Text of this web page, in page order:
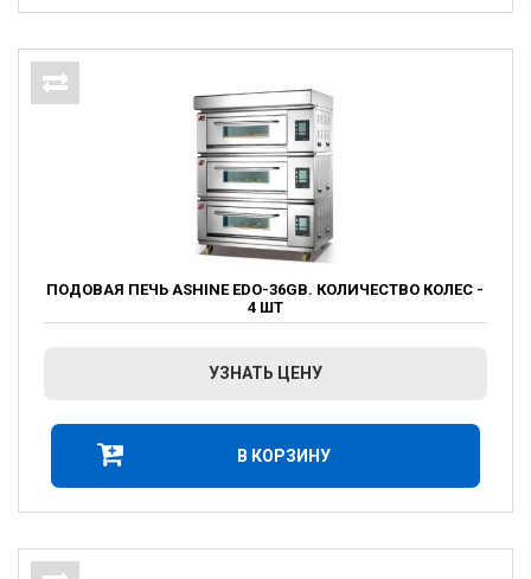
ПОДОВАЯ ПЕЧЬ ASHINE EDO-36GB. КОЛИЧЕСТВО КОЛЕС -
4 ШТ
УЗНАТЬ ЦЕНУ
В КОРЗИНУ